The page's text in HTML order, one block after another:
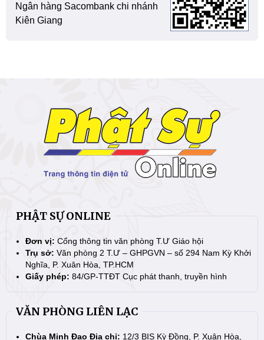
Ngân hàng Sacombank chi nhánh
Kiên Giang
PHẬT SỰ ONLINE
Đơn vị: Cổng thông tin văn phòng T.Ư Giáo hội
Trụ sở: Văn phòng 2 T.Ư – GHPGVN – số 294 Nam Kỳ Khởi
Nghĩa, P. Xuân Hòa, TP.HCM
Giấy phép: 84/GP-TTĐT Cục phát thanh, truyền hình
VĂN PHÒNG LIÊN LẠC
Chùa Minh Đạo Địa chỉ: 12/3 BIS Kỳ Đồng, P. Xuân Hòa,